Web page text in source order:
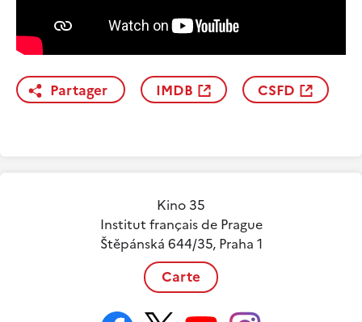
Partager IMDB CSFD
Kino 35
Institut français de Prague
Štěpánská 644/35, Praha 1
Carte